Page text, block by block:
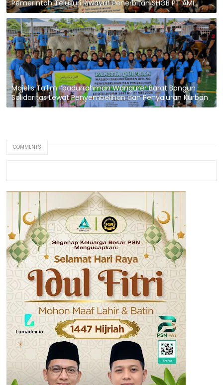
Pemerintah Telusuri Riwayat Penerbitan SHGB PT AMI
Majelis Ta’lim I’badurrahman Wangurer Barat Bangun
Solidaritas Lewat Penyembelihan dan Penyaluran Kurban
COMMENTS